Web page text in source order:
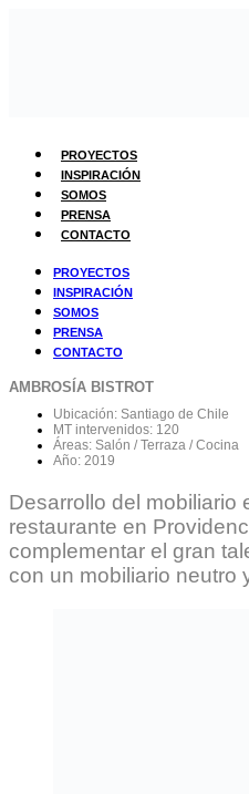
PROYECTOS
INSPIRACIÓN
SOMOS
PRENSA
CONTACTO
PROYECTOS
INSPIRACIÓN
SOMOS
PRENSA
CONTACTO
AMBROSÍA BISTROT
Ubicación: Santiago de Chile
MT intervenidos: 120
Áreas: Salón / Terraza / Cocina
Año: 2019
Desarrollo del mobiliario
restaurante en
complementar el gran
con un mobiliario neutro